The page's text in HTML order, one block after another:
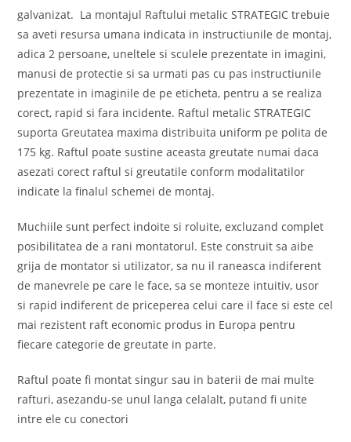
galvanizat. La montajul Raftului metalic STRATEGIC trebuie
sa aveti resursa umana indicata in instructiunile de montaj,
adica 2 persoane, uneltele si sculele prezentate in imagini,
manusi de protectie si sa urmati pas cu pas instructiunile
prezentate in imaginile de pe eticheta, pentru a se realiza
corect, rapid si fara incidente. Raftul metalic STRATEGIC
suporta Greutatea maxima distribuita uniform pe polita de
175 kg. Raftul poate sustine aceasta greutate numai daca
asezati corect raftul si greutatile conform modalitatilor
indicate la finalul schemei de montaj.
Muchiile sunt perfect indoite si roluite, excluzand complet
posibilitatea de a rani montatorul. Este construit sa aibe
grija de montator si utilizator, sa nu il raneasca indiferent
de manevrele pe care le face, sa se monteze intuitiv, usor
si rapid indiferent de priceperea celui care il face si este cel
mai rezistent raft economic produs in Europa pentru
fiecare categorie de greutate in parte.
Raftul poate fi montat singur sau in baterii de mai multe
rafturi, asezandu-se unul langa celalalt, putand fi unite
intre ele cu conectori